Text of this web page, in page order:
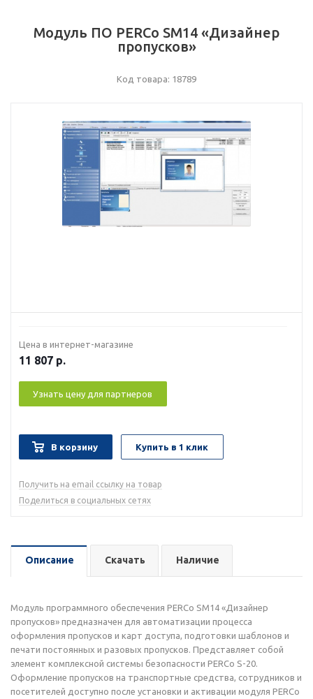
Модуль ПО PERCo SM14 «Дизайнер
пропусков»
Код товара: 18789
Цена в интернет-магазине
11 807 р.
Узнать цену для партнеров
В корзину Купить в 1 клик
Получить на email ссылку на товар
Поделиться в социальных сетях
Описание Скачать Наличие
Модуль программного обеспечения PERCo SM14 «Дизайнер
пропусков» предназначен для автоматизации процесса
оформления пропусков и карт доступа, подготовки шаблонов и
печати постоянных и разовых пропусков. Представляет собой
элемент комплексной системы безопасности PERCo S-20.
Оформление пропусков на транспортные средства, сотрудников и
посетителей доступно после установки и активации модуля PERCo